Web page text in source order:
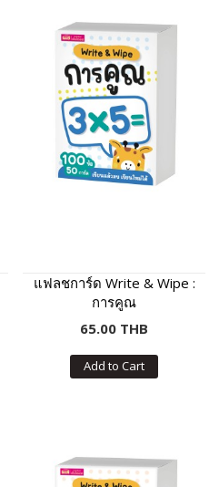
แฟลชการ์ด Write & Wipe :
การคูณ
65.00 THB
Add to Cart